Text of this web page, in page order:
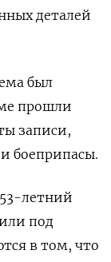
деталей
был
прошли
записи,
боеприпасы.
летний
под
в том, что